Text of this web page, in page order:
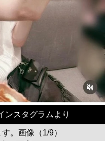
ンスタグラムより
。画像（1/9）